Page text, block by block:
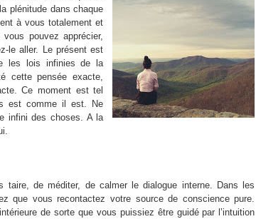
plénitude dans chaque
à vous totalement et
pouvez apprécier,
le aller. Le présent est
les lois infinies de la
cette pensée exacte,
Ce moment est tel
est comme il est. Ne
infini des choses. A la
taire, de méditer, de calmer le dialogue interne. Dans les
que vous recontactez votre source de conscience pure.
de sorte que vous puissiez être guidé par l’intuition